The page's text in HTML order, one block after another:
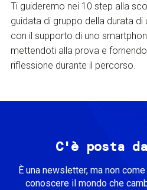
Ti guideremo nei 10 step alla
guidata di gruppo della durata di
con il supporto di uno
mettendoti alla prova e
riflessione durante il percorso.
C'è posta
È una newsletter, ma non
conoscere il mondo che